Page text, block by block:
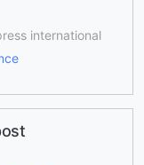
international